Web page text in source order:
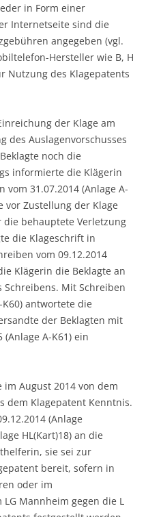
in Form einer
Internetseite sind die
angegeben (vgl.
Hersteller wie B, H
Nutzung des Klagepatents
der Klage am
des Auslagenvorschusses
noch die
informierte die Klägerin
vom 31.07.2014 (Anlage A-
vor Zustellung der Klage
behauptete Verletzung
die Klageschrift in
vom 09.12.2014
Klägerin die Beklagte an
Mit Schreiben
K60) antwortete die
der Beklagten mit
(Anlage A-K61) ein
August 2014 von dem
dem Klagepatent Kenntnis.
(Anlage
HL(Kart)18) an die
sie sei zur
bereit, sofern in
oder im
Mannheim gegen die L